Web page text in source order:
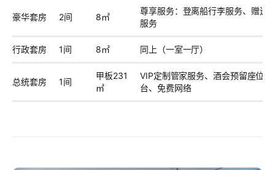
豪华套房 2间 8㎡
尊享服务：登离船行李服务、赠送
服务
行政套房 1间 8㎡ 同上（一室一厅）
总统套房 1间
甲板231
㎡
VIP定制管家服务、酒会预留座位
台、免费网络